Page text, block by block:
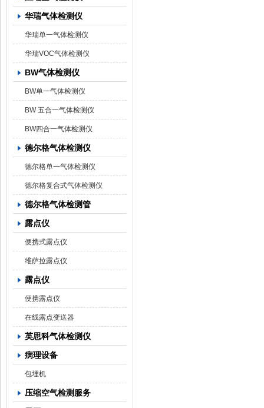
华瑞气体检测仪
华瑞单一气体检测仪
华瑞VOC气体检测仪
BW气体检测仪
BW单一气体检测仪
BW 五合一气体检测仪
BW四合一气体检测仪
德尔格气体检测仪
德尔格单一气体检测仪
德尔格复合式气体检测仪
德尔格气体检测管
露点仪
便携式露点仪
维萨拉露点仪
露点仪
便携露点仪
在线露点变送器
英思科气体检测仪
病理设备
包埋机
压缩空气检测服务